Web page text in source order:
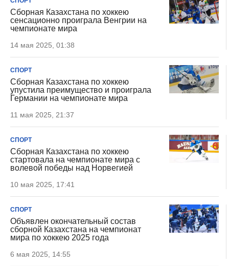
Сборная Казахстана по хоккею
сенсационно проиграла Венгрии на
чемпионате мира
14 мая 2025, 01:38
СПОРТ
Сборная Казахстана по хоккею
упустила преимущество и проиграла
Германии на чемпионате мира
11 мая 2025, 21:37
СПОРТ
Сборная Казахстана по хоккею
стартовала на чемпионате мира с
волевой победы над Норвегией
10 мая 2025, 17:41
СПОРТ
Объявлен окончательный состав
сборной Казахстана на чемпионат
мира по хоккею 2025 года
6 мая 2025, 14:55